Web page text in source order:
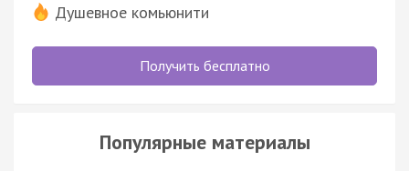
Душевное комьюнити
Получить бесплатно
Популярные материалы